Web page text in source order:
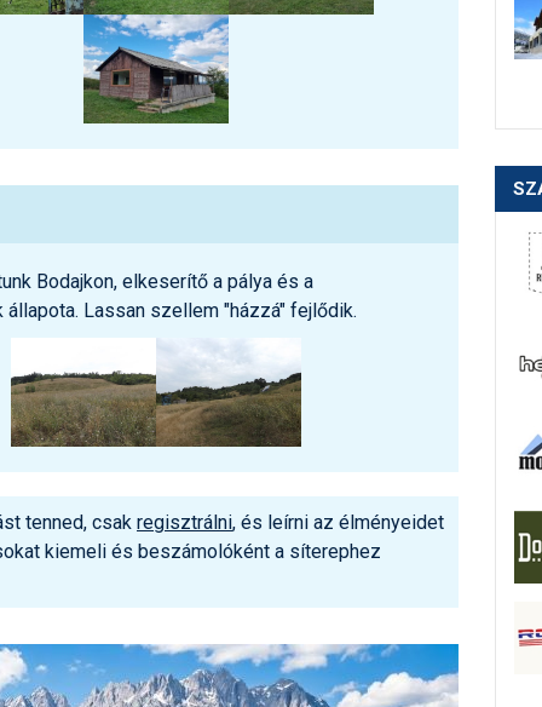
Bodajkon, elkeserítő a pálya és a
állapota. Lassan szellem "házzá" fejlődik.
tenned, csak regisztrálni, és leírni az élményeidet
kiemeli és beszámolóként a síterephez